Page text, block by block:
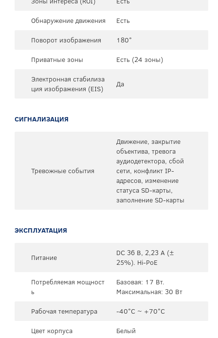
Обнаружение движения
Есть
Поворот изображения
180°
Приватные зоны
Есть (24 зоны)
Электронная стабилиза
ция изображения (EIS)
Да
СИГНАЛИЗАЦИЯ
Тревожные события
Движение, закрытие
объектива, тревога
аудиодетектора, сбой
сети, конфликт IP-
адресов, изменение
статуса SD-карты,
заполнение SD-карты
ЭКСПЛУАТАЦИЯ
Питание
DC 36 В, 2,23 А (±
25%). Hi-PoE
Потребляемая мощност
ь
Базовая: 17 Вт.
Максимальная: 30 Вт
Рабочая температура
-40°C ~ +70°C
Цвет корпуса
Белый